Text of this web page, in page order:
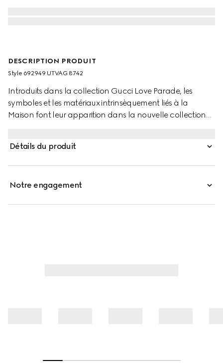
DESCRIPTION PRODUIT
Style ‎692949 UTVAG 8742
Introduits dans la collection Gucci Love Parade, les
symboles et les matériaux intrinsèquement liés à la
Maison font leur apparition dans la nouvelle collection
premières qui ne sont pas d’origine animale,
Demetra marron est rehaussé d’un détail GG.
Détails du produit
Notre engagement